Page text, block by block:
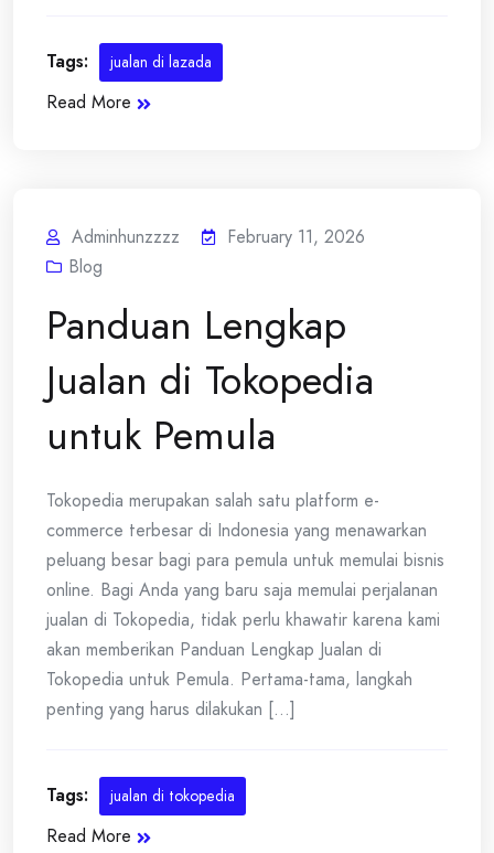
Tags: jualan di lazada
Read More
Adminhunzzzz
February 11, 2026
Blog
Panduan Lengkap
Jualan di Tokopedia
untuk Pemula
Tokopedia merupakan salah satu platform e-
commerce terbesar di Indonesia yang menawarkan
peluang besar bagi para pemula untuk memulai bisnis
online. Bagi Anda yang baru saja memulai perjalanan
jualan di Tokopedia, tidak perlu khawatir karena kami
akan memberikan Panduan Lengkap Jualan di
Tokopedia untuk Pemula. Pertama-tama, langkah
penting yang harus dilakukan [...]
Tags: jualan di tokopedia
Read More